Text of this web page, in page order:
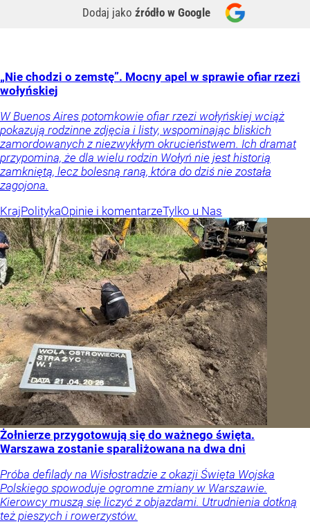
Dodaj jako źródło w Google
„Nie chodzi o zemstę”. Mocny apel w sprawie ofiar rzezi
wołyńskiej
W Buenos Aires potomkowie ofiar rzezi wołyńskiej wciąż
pokazują rodzinne zdjęcia i listy, wspominając bliskich
zamordowanych z niezwykłym okrucieństwem. Ich dramat
przypomina, że dla wielu rodzin Wołyń nie jest historią
zamkniętą, lecz bolesną raną, która do dziś nie została
zagojona.
KrajPolitykaOpinie i komentarzeTylko u Nas
Żołnierze przygotowują się do ważnego święta.
Warszawa zostanie sparaliżowana na dwa dni
Próba defilady na Wisłostradzie z okazji Święta Wojska
Polskiego spowoduje ogromne zmiany w Warszawie.
Kierowcy muszą się liczyć z objazdami. Utrudnienia dotkną
też pieszych i rowerzystów.